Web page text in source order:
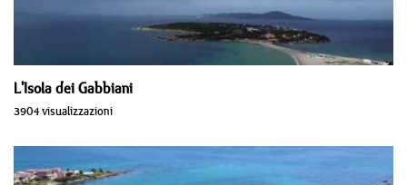
L'Isola dei Gabbiani
3904 visualizzazioni